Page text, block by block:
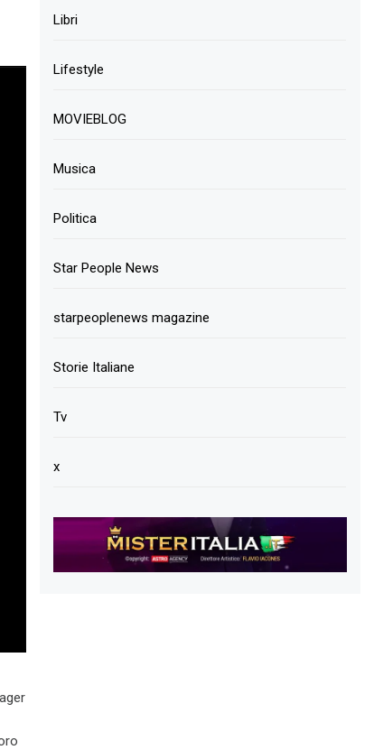
Libri
Lifestyle
MOVIEBLOG
Musica
Politica
Star People News
starpeoplenews magazine
Storie Italiane
Tv
x